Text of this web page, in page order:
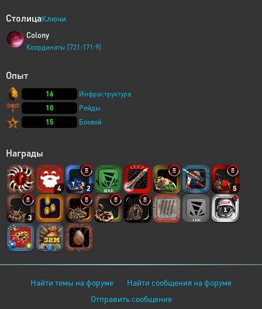
СтолицаКлючи
Colony
Координаты [721:171:9]
Опыт
16
Инфраструктура
10
Рейды
15
Боевой
Награды
4 2 5
3
Найти темы на форуме
Найти сообщения на форуме
Отправить сообщение